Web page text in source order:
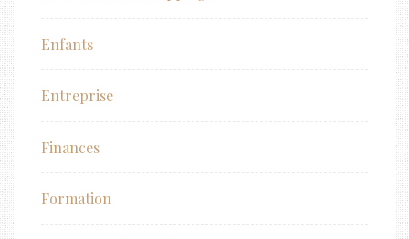
Enfants
Entreprise
Finances
Formation